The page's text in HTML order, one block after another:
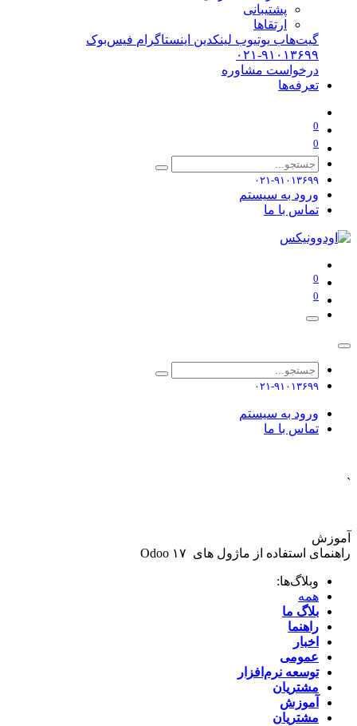
پشتیبانی
ارتقاها
گیت‌هاب یوتیوب لینکدین اینستاگرام فیس‌بوک
۰۲۱-۹۱۰۱۳۶۹۹
درخواست مشاوره
تعرفه‌ها
0
0
۰۲۱-۹۱۰۱۳۶۹۹
ورود به سیستم
تماس با ما
0
0
۰۲۱-۹۱۰۱۳۶۹۹
ورود به سیستم
تماس با ما
`
آموزش
راهنمای استفاده از ماژول های Odoo ۱۷
وبلاگ‌ها:
همه
بلاگ ما
راهنما
اخبار
عمومی
توسعه نرم‌افزار ​
مشتریان
آموزش
مشتریان